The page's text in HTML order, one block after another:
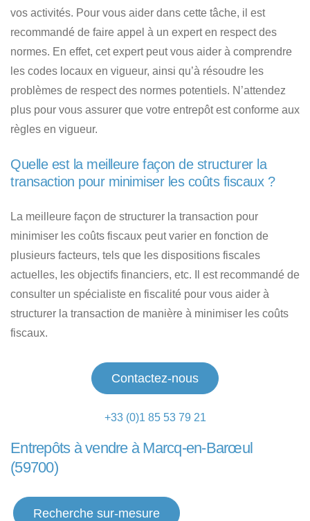
vos activités. Pour vous aider dans cette tâche, il est
recommandé de faire appel à un expert en respect des
normes. En effet, cet expert peut vous aider à comprendre
les codes locaux en vigueur, ainsi qu’à résoudre les
problèmes de respect des normes potentiels. N’attendez
plus pour vous assurer que votre entrepôt est conforme aux
règles en vigueur.
Quelle est la meilleure façon de structurer la
transaction pour minimiser les coûts fiscaux ?
La meilleure façon de structurer la transaction pour
minimiser les coûts fiscaux peut varier en fonction de
plusieurs facteurs, tels que les dispositions fiscales
actuelles, les objectifs financiers, etc. Il est recommandé de
consulter un spécialiste en fiscalité pour vous aider à
structurer la transaction de manière à minimiser les coûts
fiscaux.
Contactez-nous
+33 (0)1 85 53 79 21
Entrepôts à vendre à Marcq-en-Barœul
(59700)
Recherche sur-mesure